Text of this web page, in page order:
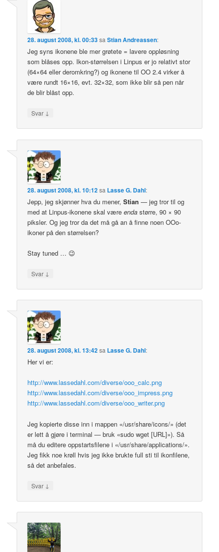
28. august 2008, kl. 00:33sa Stian Andreassen:
Jeg syns ikonene ble mer grøtete = lavere oppløsning
som blåses opp. Ikon-størrelsen i Linpus er jo relativt stor
(64×64 eller deromkring?) og ikonene til OO 2.4 virker å
være rundt 16×16, evt. 32×32, som ikke blir så pen når
de blir blåst opp.
Svar ↓
28. august 2008, kl. 10:12sa Lasse G. Dahl:
Jepp, jeg skjønner hva du mener,Stian — jeg tror til og
med at Linpus-ikonene skal væreenda større, 90 × 90
piksler. Og jeg tror da det må gå an å finne noen OOo-
ikoner på den størrelsen?
Stay tuned … 😉
Svar ↓
28. august 2008, kl. 13:42sa Lasse G. Dahl:
Her vi er:
http://www.lassedahl.com/diverse/ooo_calc.png
http://www.lassedahl.com/diverse/ooo_impress.png
http://www.lassedahl.com/diverse/ooo_writer.png
Jeg kopierte disse inn i mappen «/usr/share/icons/» (det
er lett å gjøre i terminal — bruk «sudo wget [URL]»). Så
må du editere oppstartsfilene i «/usr/share/applications/».
Jeg fikk noe krøll hvis jeg ikke brukte full sti til ikonfilene,
så det anbefales.
Svar ↓